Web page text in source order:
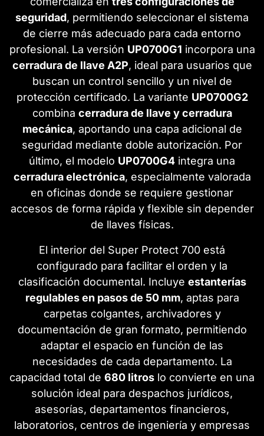
seguridad, permitiendo seleccionar el sistema
de cierre más adecuado para cada entorno
profesional. La versión UP0700G1 incorpora una
cerradura de llave A2P, ideal para usuarios que
buscan un control sencillo y un nivel de
protección certificado. La variante UP0700G2
combina cerradura de llave y cerradura
mecánica, aportando una capa adicional de
seguridad mediante doble autorización. Por
último, el modelo UP0700G4 integra una
cerradura electrónica, especialmente valorada
en oficinas donde se requiere gestionar
accesos de forma rápida y flexible sin depender
de llaves físicas.
El interior del Super Protect 700 está
configurado para facilitar el orden y la
clasificación documental. Incluye estanterías
regulables en pasos de 50 mm, aptas para
carpetas colgantes, archivadores y
documentación de gran formato, permitiendo
adaptar el espacio en función de las
necesidades de cada departamento. La
capacidad total de 680 litros lo convierte en una
solución ideal para despachos jurídicos,
asesorías, departamentos financieros,
laboratorios, centros de ingeniería y empresas